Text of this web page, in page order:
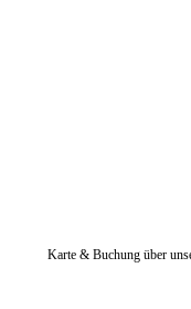
Karte & Buchung über